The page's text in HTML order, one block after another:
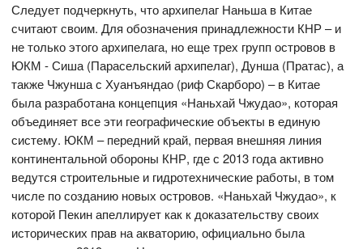
Следует подчеркнуть, что архипелаг Наньша в Китае
считают своим. Для обозначения принадлежности КНР – и
не только этого архипелага, но еще трех групп островов в
ЮКМ - Сиша (Парасельский архипелаг), Дунша (Пратас), а
также Чжунша с Хуанъяндао (риф Скарборо) – в Китае
была разработана концепция «Наньхай Чжудао», которая
объединяет все эти географические объекты в единую
систему. ЮКМ – передний край, первая внешняя линия
континентальной обороны КНР, где с 2013 года активно
ведутся строительные и гидротехнические работы, в том
числе по созданию новых островов. «Наньхай Чжудао», к
которой Пекин апеллирует как к доказательству своих
исторических прав на акваторию, официально была